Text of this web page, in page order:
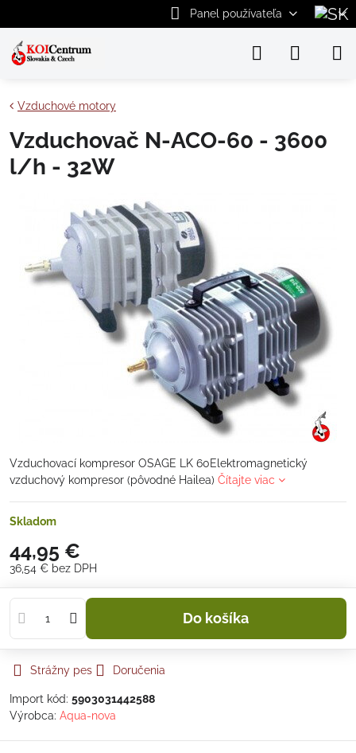
Panel používateľa
Vzduchové motory
Vzduchovač N-ACO-60 - 3600
l/h - 32W
Vzduchovací kompresor OSAGE LK 60Elektromagnetický
vzduchový kompresor (pôvodné Hailea) Čítajte viac
Skladom
44,95 €
36,54 € bez DPH
Do košíka
Strážny pes Doručenia
Import kód: 5903031442588
Výrobca: Aqua-nova